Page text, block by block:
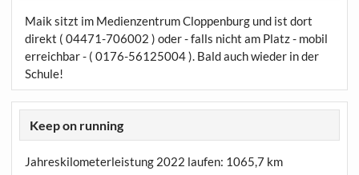
Maik sitzt im Medienzentrum Cloppenburg und ist dort
direkt ( 04471-706002 ) oder - falls nicht am Platz - mobil
erreichbar - ( 0176-56125004 ). Bald auch wieder in der
Schule!
Keep on running
Jahreskilometerleistung 2022 laufen: 1065,7 km